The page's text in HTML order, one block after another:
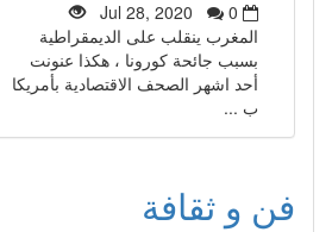
Jul 28, 2020
0
المغرب ينقلب على الديمقراطية
بسبب جائحة كورونا ، هكذا عنونت
أحد اشهر الصحف الاقتصادية بأمريكا
ب ...
فن و ثقافة